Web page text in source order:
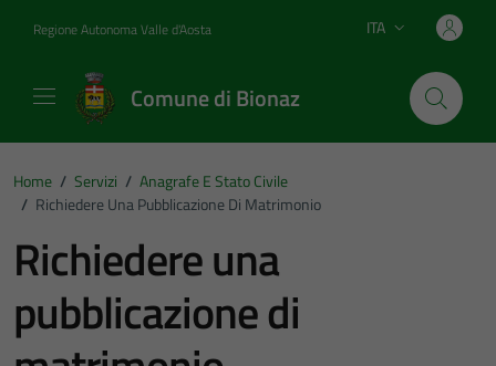
Regione Autonoma Valle d'Aosta Lingua attiva:
ITA
Comune di Bionaz
Home / Servizi / Anagrafe E Stato Civile
/ Richiedere Una Pubblicazione Di Matrimonio
Richiedere una
pubblicazione di